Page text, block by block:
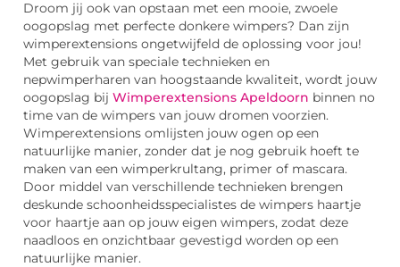
Droom jij ook van opstaan met een mooie, zwoele
oogopslag met perfecte donkere wimpers? Dan zijn
wimperextensions ongetwijfeld de oplossing voor jou!
Met gebruik van speciale technieken en
nepwimperharen van hoogstaande kwaliteit, wordt jouw
oogopslag bij Wimperextensions Apeldoorn binnen no
time van de wimpers van jouw dromen voorzien.
Wimperextensions omlijsten jouw ogen op een
natuurlijke manier, zonder dat je nog gebruik hoeft te
maken van een wimperkrultang, primer of mascara.
Door middel van verschillende technieken brengen
deskunde schoonheidsspecialistes de wimpers haartje
voor haartje aan op jouw eigen wimpers, zodat deze
naadloos en onzichtbaar gevestigd worden op een
natuurlijke manier.